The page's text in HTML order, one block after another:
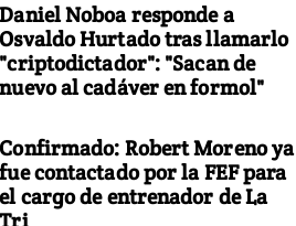
Daniel Noboa responde a
Osvaldo Hurtado tras llamarlo
"criptodictador": "Sacan de
nuevo al cadáver en formol"
Confirmado: Robert Moreno ya
fue contactado por la FEF para
el cargo de entrenador de La
Tri